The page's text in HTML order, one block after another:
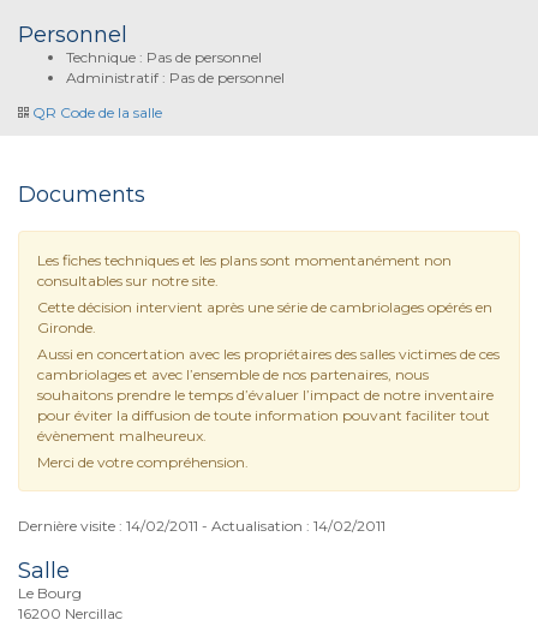
Personnel
Technique : Pas de personnel
Administratif : Pas de personnel
QR Code de la salle
Documents
Les fiches techniques et les plans sont momentanément non
consultables sur notre site.
Cette décision intervient après une série de cambriolages opérés en
Gironde.
Aussi en concertation avec les propriétaires des salles victimes de ces
cambriolages et avec l’ensemble de nos partenaires, nous
souhaitons prendre le temps d’évaluer l’impact de notre inventaire
pour éviter la diffusion de toute information pouvant faciliter tout
évènement malheureux.
Merci de votre compréhension.
Dernière visite : 14/02/2011 - Actualisation : 14/02/2011
Salle
Le Bourg
16200 Nercillac